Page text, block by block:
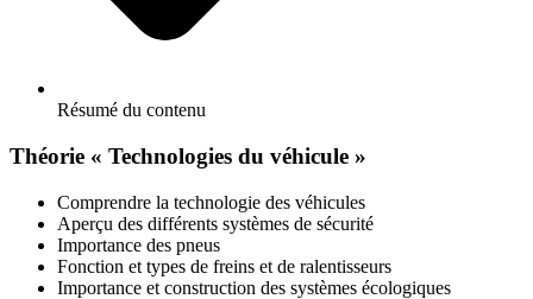
Résumé du contenu
Théorie « Technologies du véhicule »
Comprendre la technologie des véhicules
Aperçu des différents systèmes de sécurité
Importance des pneus
Fonction et types de freins et de ralentisseurs
Importance et construction des systèmes écologiques